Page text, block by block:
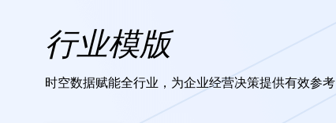
行业模版
时空数据赋能全行业，为企业经营决策提供有效参考